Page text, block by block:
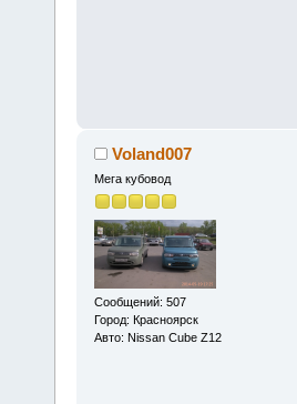
Voland007
Мега кубовод
Сообщений: 507
Город: Красноярск
Авто: Nissan Cube Z12